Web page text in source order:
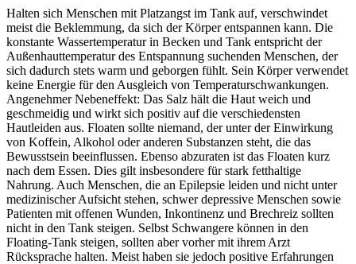
Halten sich Menschen mit Platzangst im Tank auf, verschwindet
meist die Beklemmung, da sich der Körper entspannen kann. Die
konstante Wassertemperatur in Becken und Tank entspricht der
Außenhauttemperatur des Entspannung suchenden Menschen, der
sich dadurch stets warm und geborgen fühlt. Sein Körper verwendet
keine Energie für den Ausgleich von Temperaturschwankungen.
Angenehmer Nebeneffekt: Das Salz hält die Haut weich und
geschmeidig und wirkt sich positiv auf die verschiedensten
Hautleiden aus. Floaten sollte niemand, der unter der Einwirkung
von Koffein, Alkohol oder anderen Substanzen steht, die das
Bewusstsein beeinflussen. Ebenso abzuraten ist das Floaten kurz
nach dem Essen. Dies gilt insbesondere für stark fetthaltige
Nahrung. Auch Menschen, die an Epilepsie leiden und nicht unter
medizinischer Aufsicht stehen, schwer depressive Menschen sowie
Patienten mit offenen Wunden, Inkontinenz und Brechreiz sollten
nicht in den Tank steigen. Selbst Schwangere können in den
Floating-Tank steigen, sollten aber vorher mit ihrem Arzt
Rücksprache halten. Meist haben sie jedoch positive Erfahrungen